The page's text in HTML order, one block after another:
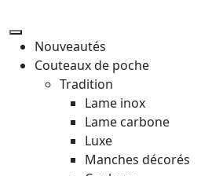
Nouveautés
Couteaux de poche
Tradition
Lame inox
Lame carbone
Luxe
Manches décorés